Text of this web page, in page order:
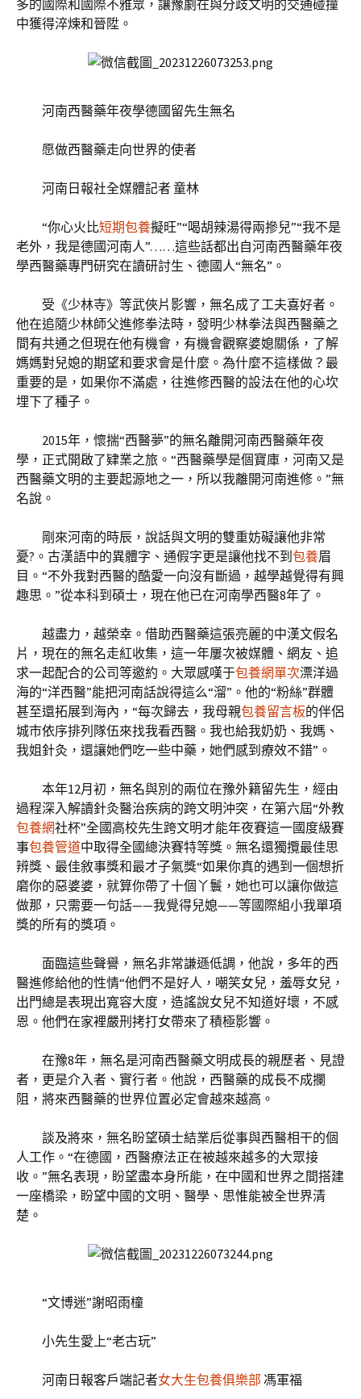
多的國際和國際不雅眾，讓豫劇在與分歧文明的交通碰撞
中獲得淬煉和晉陞。
河南西醫藥年夜學德國留先生無名
愿做西醫藥走向世界的使者
河南日報社全媒體記者 童林
“你心火比短期包養擬旺”“喝胡辣湯得兩摻兒”“我不是
老外，我是德國河南人”……這些話都出自河南西醫藥年夜
學西醫藥專門研究在讀研討生、德國人“無名”。
受《少林寺》等武俠片影響，無名成了工夫喜好者。
他在追隨少林師父進修拳法時，發明少林拳法與西醫藥之
間有共通之但現在他有機會，有機會觀察婆媳關係，了解
媽媽對兒媳的期望和要求會是什麼。為什麼不這樣做？最
重要的是，如果你不滿處，往進修西醫的設法在他的心坎
埋下了種子。
2015年，懷揣“西醫夢”的無名離開河南西醫藥年夜
學，正式開啟了肄業之旅。“西醫藥學是個寶庫，河南又是
西醫藥文明的主要起源地之一，所以我離開河南進修。”無
名說。
剛來河南的時辰，說話與文明的雙重妨礙讓他非常
憂?。古漢語中的異體字、通假字更是讓他找不到包養眉
目。“不外我對西醫的酷愛一向沒有斷過，越學越覺得有興
趣思。”從本科到碩士，現在他已在河南學西醫8年了。
越盡力，越榮幸。借助西醫藥這張亮麗的中漢文假名
片，現在的無名走紅收集，這一年屢次被媒體、網友、追
求一起配合的公司等邀約。大眾感嘆于包養網單次漂洋過
海的“洋西醫”能把河南話說得這么“溜”。他的“粉絲”群體
甚至還拓展到海內，“每次歸去，我母親包養留言板的伴侶
城市依序排列隊伍來找我看西醫。我也給我奶奶、我媽、
我姐針灸，還讓她們吃一些中藥，她們感到療效不錯”。
本年12月初，無名與別的兩位在豫外籍留先生，經由
過程深入解讀針灸醫治疾病的跨文明沖突，在第六屆“外教
包養網社杯”全國高校先生跨文明才能年夜賽這一國度級賽
事包養管道中取得全國總決賽特等獎。無名還獨攬最佳思
辨獎、最佳敘事獎和最才子氣獎“如果你真的遇到一個想折
磨你的惡婆婆，就算你帶了十個丫鬟，她也可以讓你做這
做那，只需要一句話——我覺得兒媳——等國際組小我單項
獎的所有的獎項。
面臨這些聲譽，無名非常謙遜低調，他說，多年的西
醫進修給他的性情“他們不是好人，嘲笑女兒，羞辱女兒，
出門總是表現出寬容大度，造謠說女兒不知道好壞，不感
恩。他們在家裡嚴刑拷打女帶來了積極影響。
在豫8年，無名是河南西醫藥文明成長的親歷者、見證
者，更是介入者、實行者。他說，西醫藥的成長不成攔
阻，將來西醫藥的世界位置必定會越來越高。
談及將來，無名盼望碩士結業后從事與西醫相干的個
人工作。“在德國，西醫療法正在被越來越多的大眾接
收。”無名表現，盼望盡本身所能，在中國和世界之間搭建
一座橋梁，盼望中國的文明、醫學、思惟能被全世界清
楚。
“文博迷”謝昭雨橦
小先生愛上“老古玩”
河南日報客戶端記者女大生包養俱樂部 馮軍福